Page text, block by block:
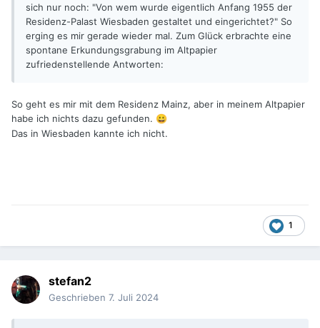
sich nur noch: "Von wem wurde eigentlich Anfang 1955 der
Residenz-Palast Wiesbaden gestaltet und eingerichtet?" So
erging es mir gerade wieder mal. Zum Glück erbrachte eine
spontane Erkundungsgrabung im Altpapier
zufriedenstellende Antworten:
So geht es mir mit dem Residenz Mainz, aber in meinem Altpapier
habe ich nichts dazu gefunden. 😀
Das in Wiesbaden kannte ich nicht.
1
stefan2
Geschrieben 7. Juli 2024